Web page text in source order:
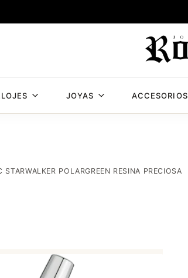
con
JOYAS ACCESORIOS
POLARGREEN RESINA PRECIOSA